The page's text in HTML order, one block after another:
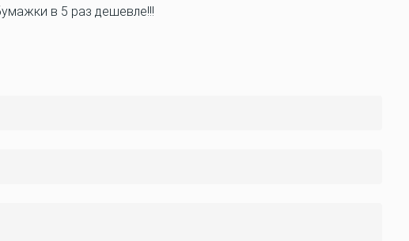
в 5 раз дешевле!!!